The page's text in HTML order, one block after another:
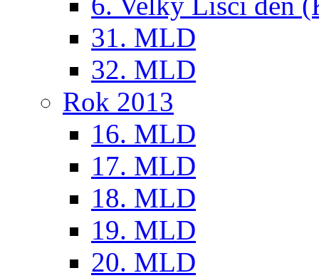
31. MLD
32. MLD
Rok 2013
16. MLD
17. MLD
18. MLD
19. MLD
20. MLD